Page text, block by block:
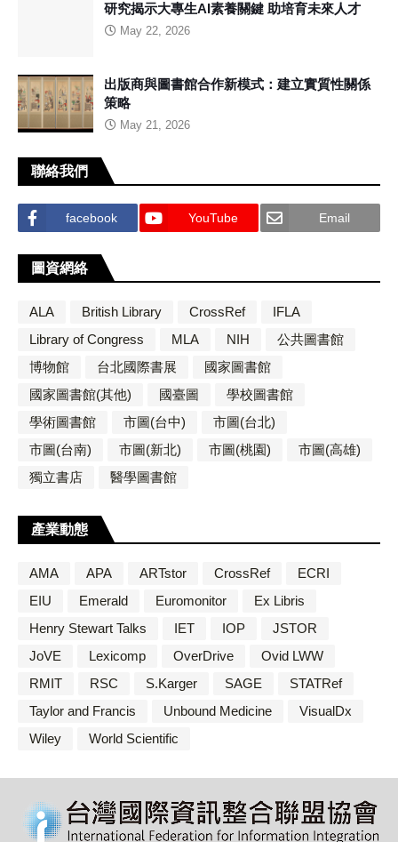
研究揭示大專生AI素養關鍵 助培育未來人才
May 22, 2026
出版商與圖書館合作新模式：建立實質性關係
策略
May 21, 2026
聯絡我們
facebook YouTube Email
圖資網絡
ALA British Library CrossRef
IFLA
Library of Congress
MLA NIH
公共圖書館
博物館
台北國際書展
國家圖書館
國家圖書館(其他)
國臺圖
學校圖書館
學術圖書館
市圖(台中)
市圖(台北)
市圖(台南)
市圖(新北) 市圖(桃園)
市圖(高雄)
獨立書店
醫學圖書館
產業動態
AMA APA ARTstor CrossRef
ECRI
EIU
Emerald Euromonitor
Ex Libris
Henry Stewart Talks
IET IOP
JSTOR
JoVE
Lexicomp OverDrive
Ovid LWW
RMIT
RSC S.Karger SAGE
STATRef
Taylor and Francis
Unbound Medicine
VisualDx
Wiley
World Scientific